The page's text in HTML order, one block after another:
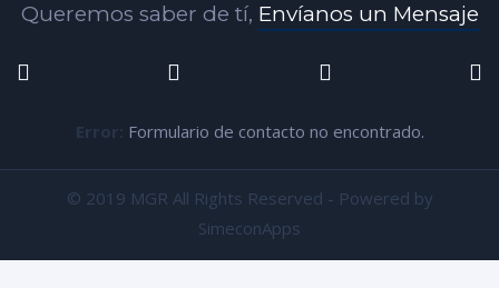
Queremos saber de tí, Envíanos un Mensaje
Error: Formulario de contacto no encontrado.
© 2019 MGR All Rights Reserved - Powered by
SimeconApps